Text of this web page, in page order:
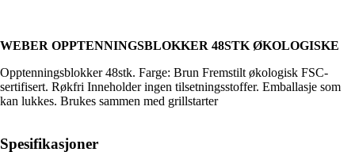
WEBER OPPTENNINGSBLOKKER 48STK ØKOLOGISKE
Opptenningsblokker 48stk. Farge: Brun Fremstilt økologisk FSC-
sertifisert. Røkfri Inneholder ingen tilsetningsstoffer. Emballasje som
kan lukkes. Brukes sammen med grillstarter
Spesifikasjoner